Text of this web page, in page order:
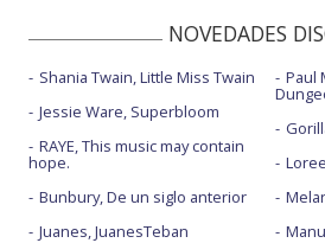
NOVEDADES
Shania Twain, Little Miss Twain
Jessie Ware, Superbloom
RAYE, This music may contain
hope.
Bunbury, De un siglo anterior
Juanes, JuanesTeban
Paul